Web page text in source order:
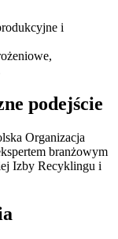
i
podejście
Organizacja
branżowym
Izby Recyklingu i